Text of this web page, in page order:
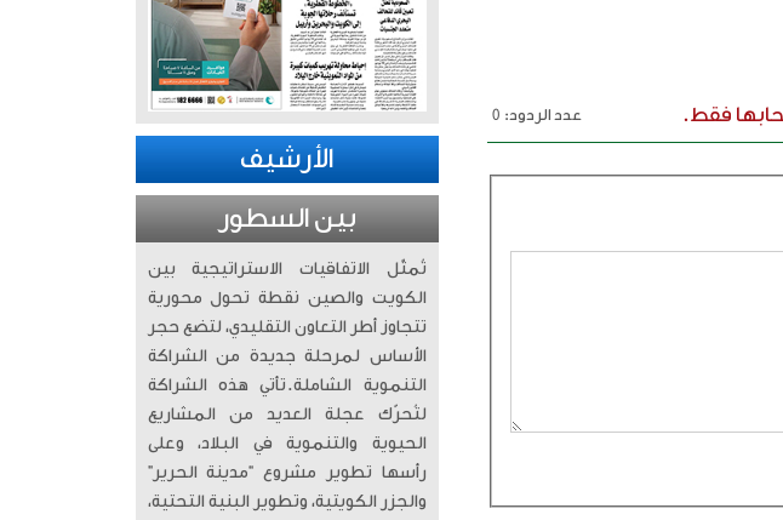
فقط.
عدد الردود: 0
الأرشيف
بين السطور
تُمثّل الاتفاقيات الاستراتيجية بين
الكويت والصين نقطة تحول محورية
تتجاوز أطر التعاون التقليدي، لتضع حجر
الأساس لمرحلة جديدة من الشراكة
التنموية الشاملة. ​تأتي هذه الشراكة
لتُحرّك عجلة العديد من المشاريع
الحيوية والتنموية في البلاد، وعلى
رأسها تطوير مشروع “مدينة الحرير”
والجزر الكويتية، وتطوير البنية التحتية،